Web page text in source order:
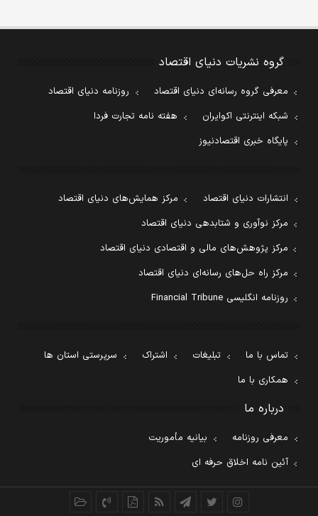
گروه نشریات دنیای اقتصاد
معرفی گروه رسانه‌ای دنیای اقتصاد
روزنامه دنیای اقتصاد
شبکه اینترنتی اکوایران
هفته نامه تجارت فردا
پایگاه خبری اقتصادنیوز
انتشارات دنیای اقتصاد
مرکز همایش‌های دنیای اقتصاد
مرکز نوآوری و شتابدهی دنیای اقتصاد
مرکز پژوهش‌های مالی و اقتصادی دنیای اقتصاد
مرکز راه حل‌های رسانه‌ای دنیای اقتصاد
روزنامه انگلیسی Financial Tribune
تماس با ما تبلیغات اشتراک
سرپرستی استان ها
همکاری با ما
درباره ما
معرفی روزنامه
بیانیه مأموریت
آئین نامه اخلاق حرفه ای